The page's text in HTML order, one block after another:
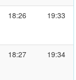
18:26 19:33
18:27 19:34